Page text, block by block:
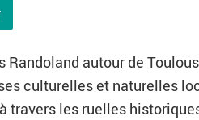
autour de
culturelles et naturelles
travers les ruelles